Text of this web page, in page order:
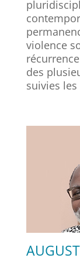
violence
des
suivies